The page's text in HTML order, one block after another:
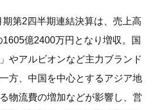
第2四半期連結決算は、売上高
億2400万円となり増収。国
やアルビオンなど主力ブランド
方、中国を中心とするアジア地
物流費の増加などが影響し、営